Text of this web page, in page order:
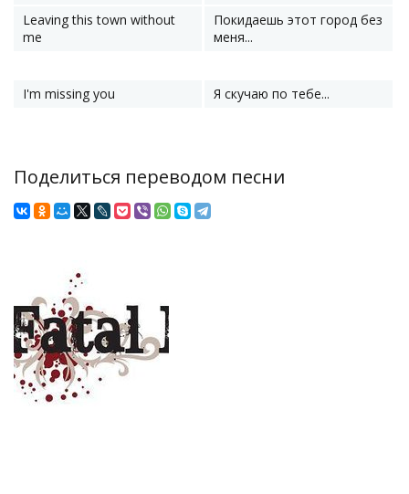
Leaving this town without
me
Покидаешь этот город без
меня...
I'm missing you Я скучаю по тебе...
Поделиться переводом песни